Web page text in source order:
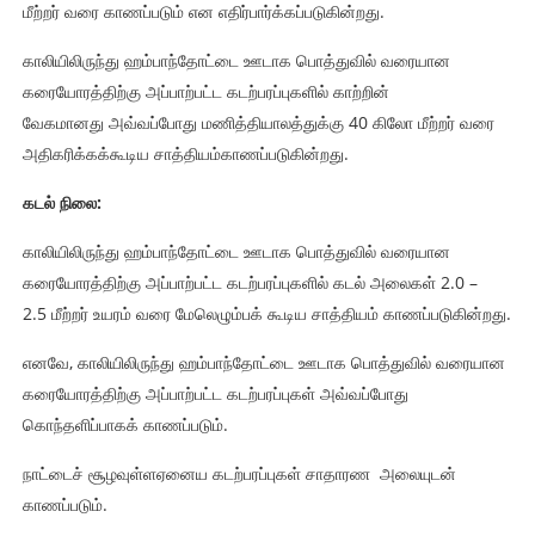
மீற்றர் வரை காணப்படும் என எதிர்பார்க்கப்படுகின்றது.
காலியிலிருந்து ஹம்பாந்தோட்டை ஊடாக பொத்துவில் வரையான
கரையோரத்திற்கு அப்பாற்பட்ட கடற்பரப்புகளில் காற்றின்
வேகமானது அவ்வப்போது மணித்தியாலத்துக்கு 40 கிலோ மீற்றர் வரை
அதிகரிக்கக்கூடிய சாத்தியம்காணப்படுகின்றது.
கடல் நிலை:
காலியிலிருந்து ஹம்பாந்தோட்டை ஊடாக பொத்துவில் வரையான
கரையோரத்திற்கு அப்பாற்பட்ட கடற்பரப்புகளில் கடல் அலைகள் 2.0 –
2.5 மீற்றர் உயரம் வரை மேலெழும்பக் கூடிய சாத்தியம் காணப்படுகின்றது.
எனவே, காலியிலிருந்து ஹம்பாந்தோட்டை ஊடாக பொத்துவில் வரையான
கரையோரத்திற்கு அப்பாற்பட்ட கடற்பரப்புகள் அவ்வப்போது
கொந்தளிப்பாகக் காணப்படும்.
நாட்டைச் சூழவுள்ளஏனைய கடற்பரப்புகள் சாதாரண அலையுடன்
காணப்படும்.